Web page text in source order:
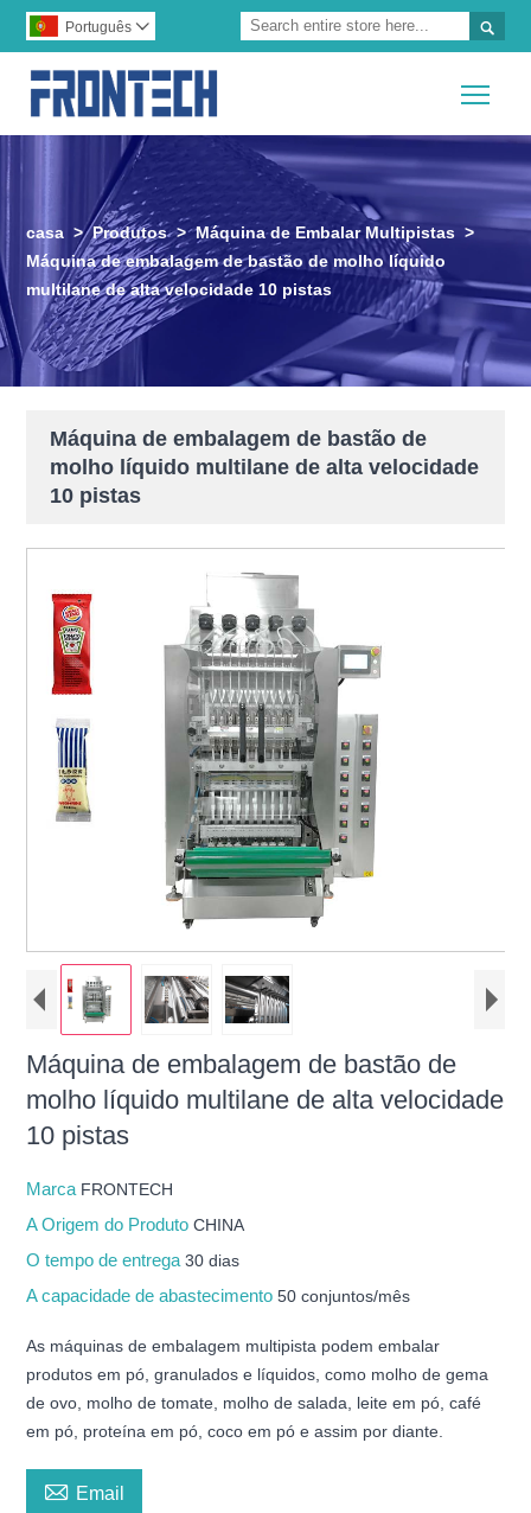

Português 
casa > Produtos > Máquina de Embalar Multipistas >
Máquina de embalagem de bastão de molho líquido
multilane de alta velocidade 10 pistas
Máquina de embalagem de bastão de
molho líquido multilane de alta velocidade
10 pistas
Máquina de embalagem de bastão de
molho líquido multilane de alta velocidade
10 pistas
Marca FRONTECH
A Origem do ProdutoCHINA
O tempo de entrega30 dias
A capacidade de abastecimento50 conjuntos/mês
As máquinas de embalagem multipista podem embalar
produtos em pó, granulados e líquidos, como molho de gema
de ovo, molho de tomate, molho de salada, leite em pó, café
em pó, proteína em pó, coco em pó e assim por diante.
 Email